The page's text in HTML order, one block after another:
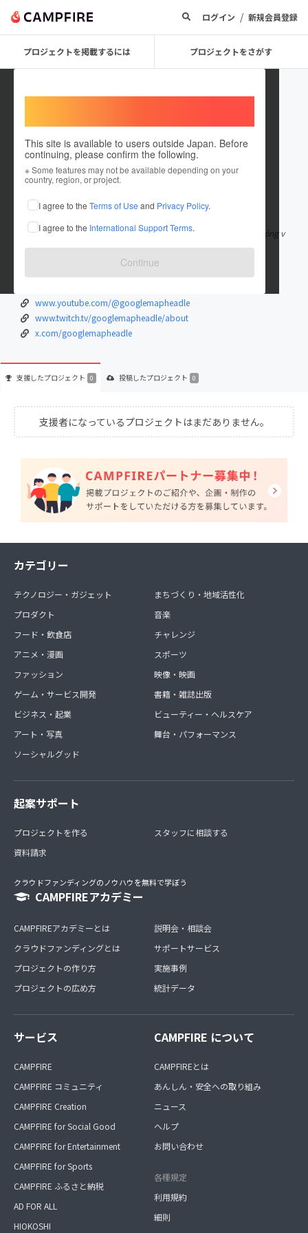
ログイン / 新規会員登録
プロジェクトを掲載するには プロジェクトをさがす
This site is available to users outside Japan. Before
continuing, please confirm the following.
※ Some features may not be available depending on your
country, region, or project.
I agree to the Terms of Use and Privacy Policy.
I agree to the International Support Terms.
Continue
googlemapheadle
在住国：日本
出身国：日本
Headle chuyên cung cấp dịch vụ xác minh Google Map nhanh chóng v
à uy tín, giúp doanh nghiệ もっと見る
www.youtube.com/@googlemapheadle
www.twitch.tv/googlemapheadle/about
x.com/googlemapheadle
支援したプロジェクト 0 投稿したプロジェクト 0
支援者になっているプロジェクトはまだありません。
カテゴリー
テクノロジー・ガジェット
プロダクト
フード・飲食店
アニメ・漫画
ファッション
ゲーム・サービス開発
ビジネス・起業
アート・写真
ソーシャルグッド
まちづくり・地域活性化
音楽
チャレンジ
スポーツ
映像・映画
書籍・雑誌出版
ビューティー・ヘルスケア
舞台・パフォーマンス
起案サポート
プロジェクトを作る
資料請求
スタッフに相談する
クラウドファンディングのノウハウを無料で学ぼう
CAMPFIREアカデミー
CAMPFIREアカデミーとは
クラウドファンディングとは
プロジェクトの作り方
プロジェクトの広め方
説明会・相談会
サポートサービス
実施事例
統計データ
サービス
CAMPFIRE
CAMPFIRE コミュニティ
CAMPFIRE Creation
CAMPFIRE for Social Good
CAMPFIRE for Entertainment
CAMPFIRE for Sports
CAMPFIRE ふるさと納税
AD FOR ALL
HIOKOSHI
CAMPFIRE について
CAMPFIREとは
あんしん・安全への取り組み
ニュース
ヘルプ
お問い合わせ
各種規定
利用規約
細則